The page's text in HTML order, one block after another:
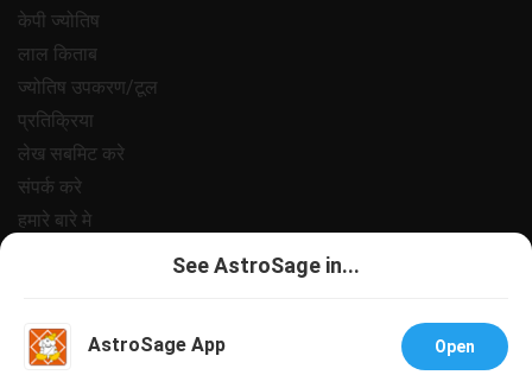
केपी ज्योतिष
लाल किताब
ज्योतिष उपकरण/टूल
प्रतिक्रिया
लेख सबमिट करे
संपर्क करे
हमारे बारे मे
सहायता
See AstroSage in...
AstroSage App Open